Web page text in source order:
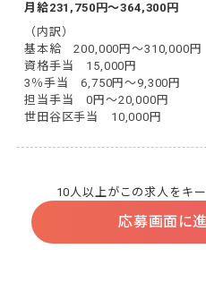
月給231,750円～364,300円
（内訳）
基本給　200,000円～310,000円
資格手当　15,000円
3％手当　6,750円～9,300円
担当手当　0円～20,000円
世田谷区手当　10,000円
10人以上がこの求人をキ
応募画面に